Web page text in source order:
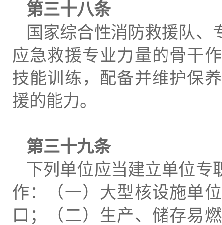
第三十八条
国家综合性消防救援队
应急救援专业力量的骨干
技能训练，配备并维护保
援的能力。
第三十九条
下列单位应当建立单位专
作：（一）大型核设施单
口；（二）生产、储存易